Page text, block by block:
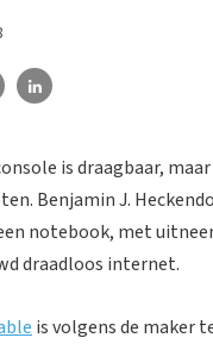
is draagbaar,
Benjamin J.
notebook, met
draadloos internet.
is volgens de maker